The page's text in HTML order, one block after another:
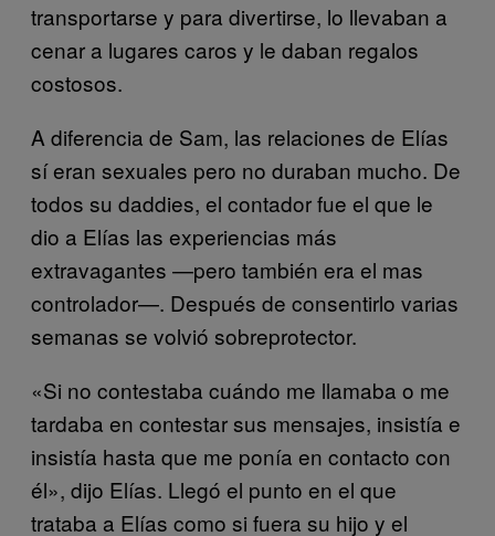
transportarse y para divertirse, lo llevaban a
cenar a lugares caros y le daban regalos
costosos.
A diferencia de Sam, las relaciones de Elías
sí eran sexuales pero no duraban mucho. De
todos su daddies, el contador fue el que le
dio a Elías las experiencias más
extravagantes —pero también era el mas
controlador—. Después de consentirlo varias
semanas se volvió sobreprotector.
«Si no contestaba cuándo me llamaba o me
tardaba en contestar sus mensajes, insistía e
insistía hasta que me ponía en contacto con
él», dijo Elías. Llegó el punto en el que
trataba a Elías como si fuera su hijo y el